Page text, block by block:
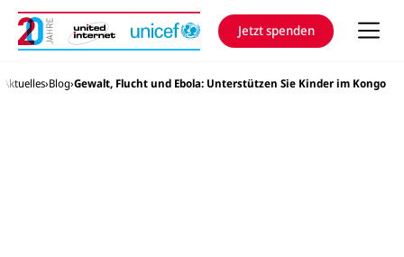
Jetzt spenden
u
a
Internet for Unicef Stiftung
Aktuelles Blog Gewalt, Flucht und Ebola: Unterstützen Sie Kinder im Kongo